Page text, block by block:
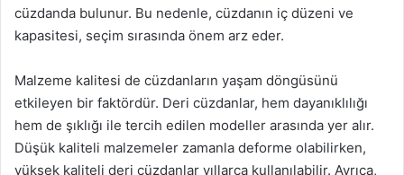
cüzdanda bulunur. Bu nedenle, cüzdanın iç düzeni ve
kapasitesi, seçim sırasında önem arz eder.
Malzeme kalitesi de cüzdanların yaşam döngüsünü
etkileyen bir faktördür. Deri cüzdanlar, hem dayanıklılığı
hem de şıklığı ile tercih edilen modeller arasında yer alır.
Düşük kaliteli malzemeler zamanla deforme olabilirken,
yüksek kaliteli deri cüzdanlar yıllarca kullanılabilir. Ayrıca,